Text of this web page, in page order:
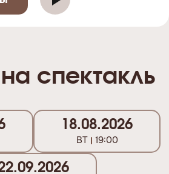
спектакль
18.08.2026
ВТ 19:00